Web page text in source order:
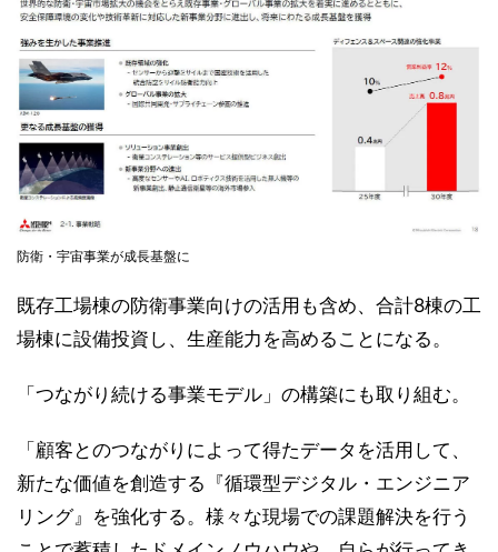
防衛・宇宙事業が成長基盤に
既存工場棟の防衛事業向けの活用も含め、合計8棟の工
場棟に設備投資し、生産能力を高めることになる。
「つながり続ける事業モデル」の構築にも取り組む。
「顧客とのつながりによって得たデータを活用して、
新たな価値を創造する『循環型デジタル・エンジニア
リング』を強化する。様々な現場での課題解決を行う